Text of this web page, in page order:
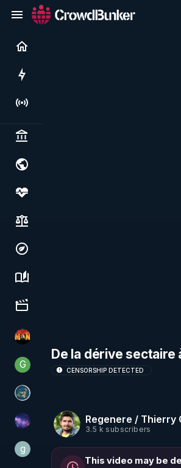
Live
Politics & institutions
Society, justice & freedoms
Economy, environment & technology
Science, history & spirituality
Culture, media & entertainment
OHM ÉGA MAN
G Generousbear
Réinformation sur le monde
Devoir de Mémoire
ggilo59
De la dérive sectaire
CENSORSHIP DETECTED
Regenere / Thierry
3.5 k subscribers
This video may be